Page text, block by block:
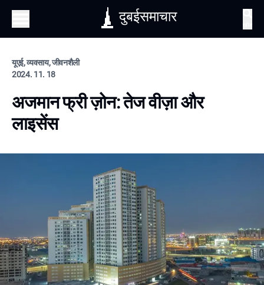
दुबईसमाचार
यूएई, व्यवसाय, जीवनशैली
2024. 11. 18
अजमान फ्री ज़ोन: तेज वीज़ा और
लाइसेंस